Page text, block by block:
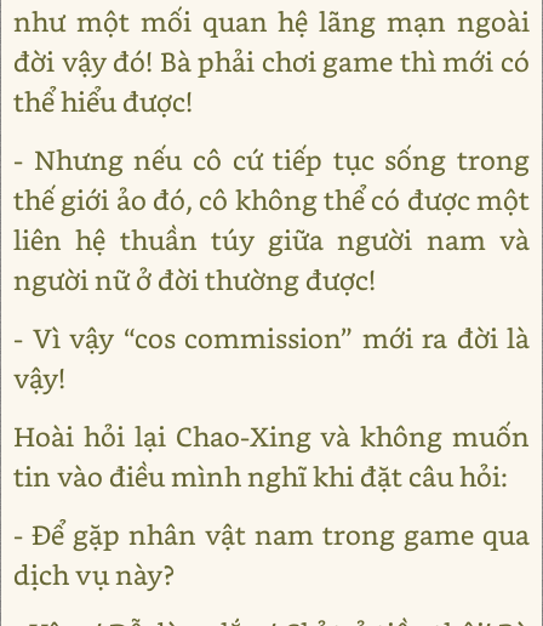
như một mối quan hệ lãng mạn ngoài
đời vậy đó! Bà phải chơi game thì mới có
thể hiểu được!
- Nhưng nếu cô cứ tiếp tục sống trong
thế giới ảo đó, cô không thể có được một
liên hệ thuần túy giữa người nam và
người nữ ở đời thường được!
- Vì vậy “cos commission” mới ra đời là
vậy!
Hoài hỏi lại Chao-Xing và không muốn
tin vào điều mình nghĩ khi đặt câu hỏi:
- Để gặp nhân vật nam trong game qua
dịch vụ này?